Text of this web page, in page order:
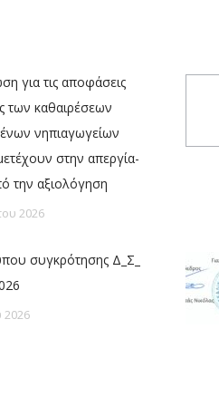
για τις αποφάσεις
των καθαιρέσεων
νηπιαγωγείων
στην απεργία-
την αξιολόγηση
2026
συγκρότησης Δ_Σ_
2026